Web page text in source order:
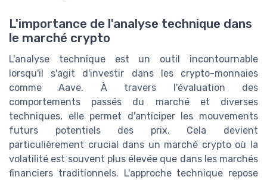
L'importance de l'analyse technique dans
le marché crypto
L'analyse technique est un outil incontournable
lorsqu'il s'agit d'investir dans les crypto-monnaies
comme Aave. À travers l'évaluation des
comportements passés du marché et diverses
techniques, elle permet d'anticiper les mouvements
futurs potentiels des prix. Cela devient
particulièrement crucial dans un marché crypto où la
volatilité est souvent plus élevée que dans les marchés
financiers traditionnels. L'approche technique repose